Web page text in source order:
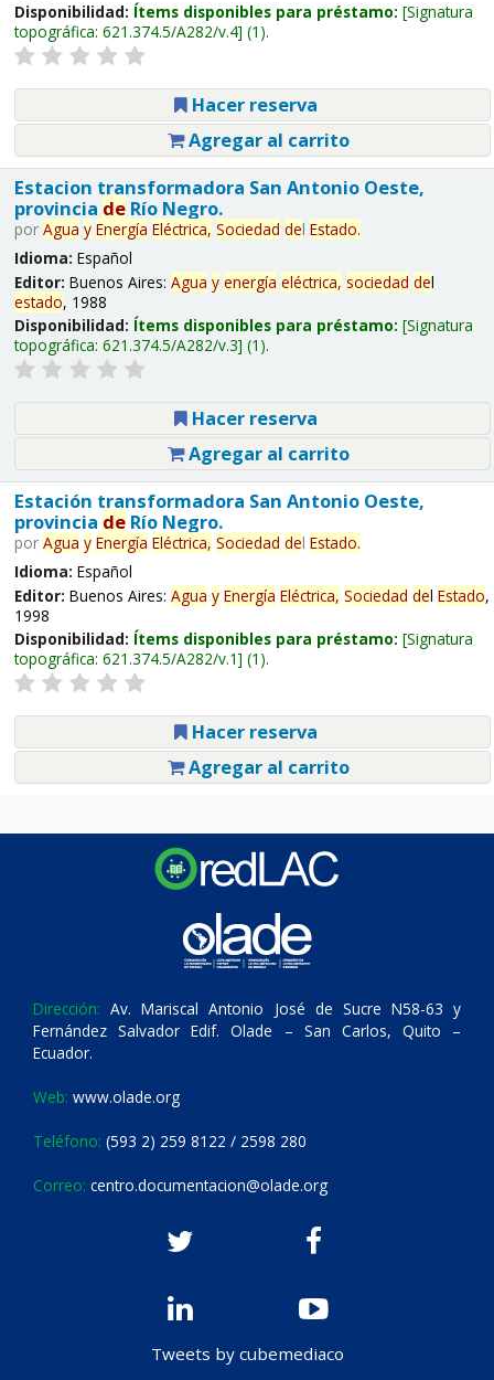
Disponibilidad: Ítems disponibles para préstamo: Signatura
topográfica: 621.374.5/A282/v.4 (1).
Hacer reserva
Agregar al carrito
Estacion transformadora San Antonio Oeste,
provincia deRío Negro.
por Agua y Energía Eléctrica, Sociedad del Estado.
Idioma: Español
Editor: Buenos Aires: Agua y energía eléctrica, sociedad del
estado, 1988
Disponibilidad: Ítems disponibles para préstamo: Signatura
topográfica: 621.374.5/A282/v.3 (1).
Hacer reserva
Agregar al carrito
Estación transformadora San Antonio Oeste,
provincia deRío Negro.
por Agua y Energía Eléctrica, Sociedad del Estado.
Idioma: Español
Editor: Buenos Aires: Agua y Energía Eléctrica, Sociedad del Estado,
1998
Disponibilidad: Ítems disponibles para préstamo: Signatura
topográfica: 621.374.5/A282/v.1 (1).
Hacer reserva
Agregar al carrito
Dirección: Av. Mariscal Antonio José de Sucre N58-63 y
Fernández Salvador Edif. Olade – San Carlos, Quito –
Ecuador.
Web: www.olade.org
Teléfono: (593 2) 259 8122 / 2598 280
Correo: centro.documentacion@olade.org
Tweets by cubemediaco